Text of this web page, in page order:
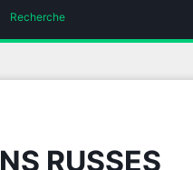
RUSSES